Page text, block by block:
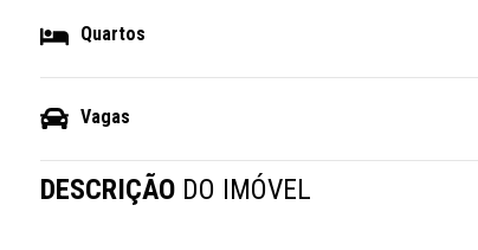
Quartos
Vagas
DESCRIÇÃO DO IMÓVEL